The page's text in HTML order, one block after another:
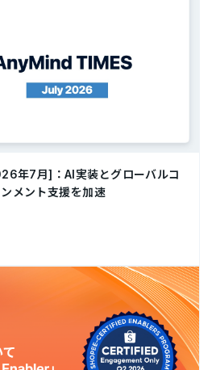
年7月]：AI実装とグローバルコ
メント支援を加速